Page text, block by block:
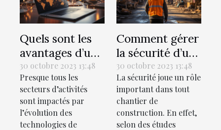
Quels sont les
avantages d’un
recrutement en
ligne ?
30 octobre 2023 13:48
Presque tous les
secteurs d’activités
sont impactés par
l’évolution des
technologies de
Comment gérer
la sécurité d’un
chantier de
construction ?
30 octobre 2023 13:48
La sécurité joue un rôle
important dans tout
chantier de
construction. En effet,
selon des études